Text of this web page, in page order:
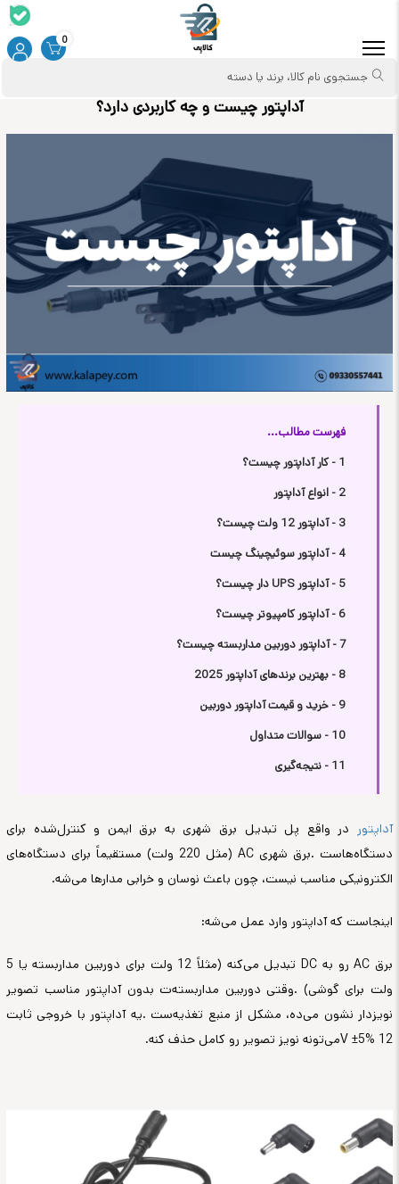
جستجوی نام کالا، برند یا دسته
0
آداپتور چیست و چه کاربردی دارد؟
فهرست مطالب...
1 - کار آداپتور چیست؟
2 - انواع آداپتور
3 - آداپتور 12 ولت چیست؟
4 - آداپتور سوئیچینگ چیست
5 - آداپتور UPS دار چیست؟
6 - آداپتور کامپیوتر چیست؟
7 - آداپتور دوربین مداربسته چیست؟
8 - بهترین برندهای آداپتور 2025
9 - خرید و قیمت آداپتور دوربین
10 - سوالات متداول
11 - نتیجه‌گیری
آداپتور در واقع پل تبدیل برق شهری به برق ایمن و کنترل‌شده برای
دستگاه‌هاست .برق شهری AC
(مثل 220 ولت) مستقیماً برای دستگاه‌های
الکترونیکی مناسب نیست، چون باعث نوسان و خرابی مدارها می‌شه.
اینجاست که آداپتور وارد عمل می‌شه:
برقAC رو به DC
تبدیل می‌کنه (مثلاً 12 ولت برای دوربین مداربسته یا 5
ولت برای گوشی) .وقتی دوربین مداربسته‌ت بدون آداپتور مناسب تصویر
نویزدار نشون می‌ده، مشکل از منبع تغذیه‌ست .یه آداپتور با خروجی ثابت
12
V ±5%می‌تونه نویز تصویر رو کامل حذف کنه.